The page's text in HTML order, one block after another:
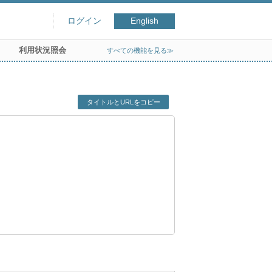
ログイン English
利用状況照会 すべての機能を見る≫
タイトルとURLをコピー